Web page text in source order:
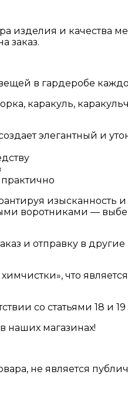
изделия и качества
заказ.
в гардеробе
каракуль,
элегантный и
воротниками —
и отправку в другие
что
со статьями 18 и
наших магазинах!
не является